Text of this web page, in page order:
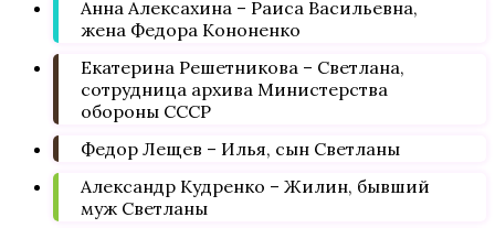
Анна Алексахина – Раиса Васильевна,
жена Федора Кононенко
Екатерина Решетникова – Светлана,
сотрудница архива Министерства
обороны СССР
Федор Лещев – Илья, сын Светланы
Александр Кудренко – Жилин, бывший
муж Светланы